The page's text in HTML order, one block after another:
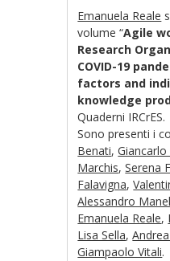
Emanuela Reale
volume “Agile
Research
COVID-19
factors and
knowledge
Quaderni IRCrES.
Sono presenti i
Benati,
Marchis,Serena
Falavigna,
Alessandro
Emanuela Reale,
Lisa Sella,
Giampaolo Vitali.